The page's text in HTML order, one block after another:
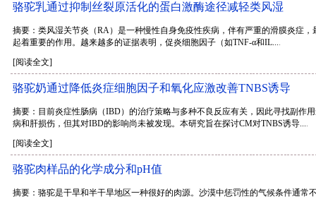
骆驼乳通过抑制丝裂原活化的蛋白激酶途径减轻类风湿
摘要：类风湿关节炎（RA）是一种慢性自身免疫性疾病，伴有严重的滑膜炎症
起着重要的作用。越来越多的证据表明，促炎细胞因子（如TNF-α和IL....
[阅读全文]
骆驼奶通过降低炎症细胞因子和氧化应激改善TNBS诱导
摘要：目前炎症性肠病（IBD）的治疗策略与多种不良反应有关，因此寻找副作
病和肝损伤，但其对IBD的影响尚未被发现。本研究旨在探讨CM对TNBS诱导....
[阅读全文]
骆驼肉样品的化学成分和pH值
摘要：骆驼是干旱和半干旱地区一种很好的肉源。沙漠中惩罚性的气候条件通